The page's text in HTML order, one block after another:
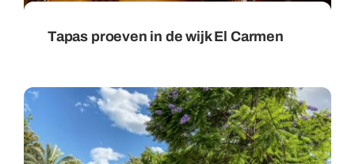
Tapas proeven in de wijk El Carmen